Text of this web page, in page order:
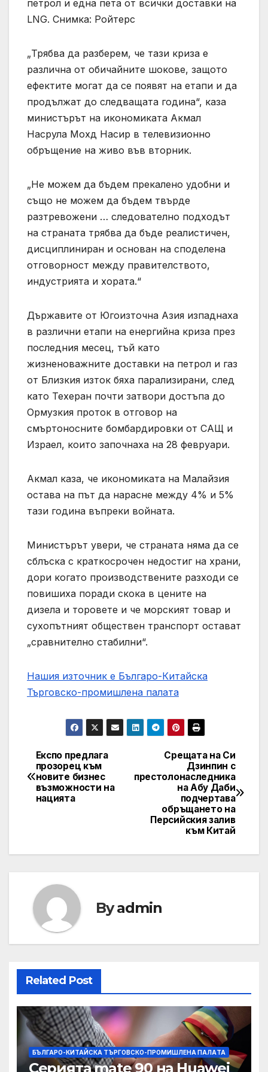
петрол и една пета от всички доставки на
LNG. Снимка: Ройтерс
„Трябва да разберем, че тази криза е
различна от обичайните шокове, защото
ефектите могат да се появят на етапи и да
продължат до следващата година“, каза
министърът на икономиката Акмал
Насрула Мохд Насир в телевизионно
обръщение на живо във вторник.
„Не можем да бъдем прекалено удобни и
също не можем да бъдем твърде
разтревожени … следователно подходът
на страната трябва да бъде реалистичен,
дисциплиниран и основан на споделена
отговорност между правителството,
индустрията и хората.“
Държавите от Югоизточна Азия изпаднаха
в различни етапи на енергийна криза през
последния месец, тъй като
жизненоважните доставки на петрол и газ
от Близкия изток бяха парализирани, след
като Техеран почти затвори достъпа до
Ормузкия проток в отговор на
смъртоносните бомбардировки от САЩ и
Израел, които започнаха на 28 февруари.
Акмал каза, че икономиката на Малайзия
остава на път да нарасне между 4% и 5%
тази година въпреки войната.
Министърът увери, че страната няма да се
сблъска с краткосрочен недостиг на храни,
дори когато производствените разходи се
повишиха поради скока в цените на
дизела и торовете и че морският товар и
сухопътният обществен транспорт остават
„сравнително стабилни“.
Нашия източник е Българо-Китайска
Търговско-промишлена палaта
Post
navigation
Срещата на Си
Дзинпин с
престолонаследника
на Абу Даби
подчертава
обръщането на
Персийския залив
към Китай
Експо предлага
прозорец към
новите бизнес
възможности на
нацията
Byadmin
Related Post
БЪЛГАРО-КИТАЙСКА ТЪРГОВСКО-ПРОМИШЛЕНА ПАЛAТА
Серията mate 90 на Huawei